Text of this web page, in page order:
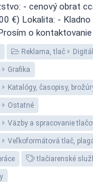
- cenový obrat
€) Lokalita: - Kladno
o kontaktovanie
Reklama, tlač
Grafika
Katalógy, časopisy,
Ostatné
Väzby a spracovanie
Veľkoformátová tlač,
tlačiarenské